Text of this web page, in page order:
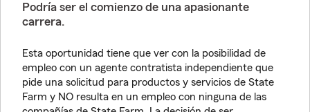
Podría ser el comienzo de una apasionante
carrera.
Esta oportunidad tiene que ver con la posibilidad de
empleo con un agente contratista independiente que
pide una solicitud para productos y servicios de State
Farm y NO resulta en un empleo con ninguna de las